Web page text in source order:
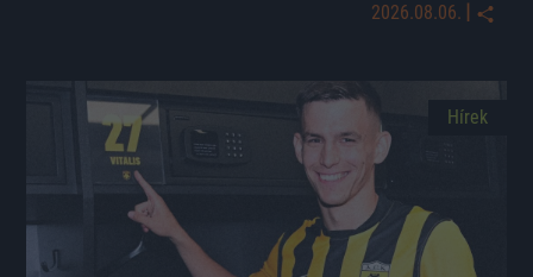
2026.08.06.
Hírek